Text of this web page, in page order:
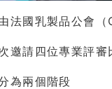
法國乳製品公會
邀請四位專業評審
為兩個階段